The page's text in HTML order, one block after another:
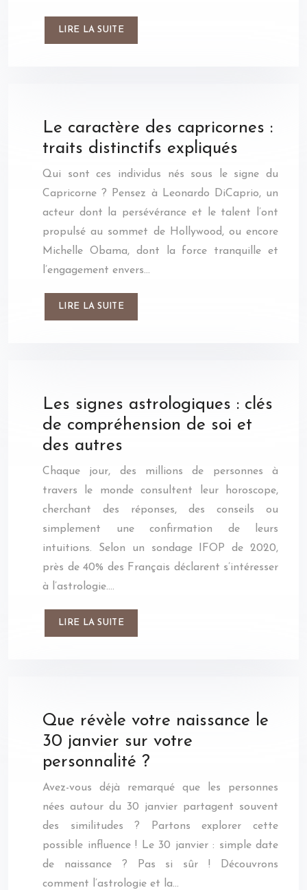
LIRE LA SUITE
Le caractère des capricornes :
traits distinctifs expliqués
Qui sont ces individus nés sous le signe du
Capricorne ? Pensez à Leonardo DiCaprio, un
acteur dont la persévérance et le talent l’ont
propulsé au sommet de Hollywood, ou encore
Michelle Obama, dont la force tranquille et
l’engagement envers…
LIRE LA SUITE
Les signes astrologiques : clés
de compréhension de soi et
des autres
Chaque jour, des millions de personnes à
travers le monde consultent leur horoscope,
cherchant des réponses, des conseils ou
simplement une confirmation de leurs
intuitions. Selon un sondage IFOP de 2020,
près de 40% des Français déclarent s’intéresser
à l’astrologie….
LIRE LA SUITE
Que révèle votre naissance le
30 janvier sur votre
personnalité ?
Avez-vous déjà remarqué que les personnes
nées autour du 30 janvier partagent souvent
des similitudes ? Partons explorer cette
possible influence ! Le 30 janvier : simple date
de naissance ? Pas si sûr ! Découvrons
comment l’astrologie et la…